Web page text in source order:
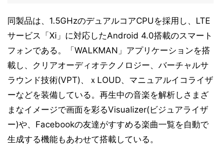
同製品は、1.5GHzのデュアルコアCPUを採用し、LTE
サービス「Xi」に対応したAndroid 4.0搭載のスマート
フォンである。「WALKMAN」アプリケーションを搭
載し、クリアオーディオテクノロジー、バーチャルサ
ラウンド技術(VPT)、ｘLOUD、マニュアルイコライザ
ーなどを装備している。再生中の音楽を解析しさまざ
まなイメージで画面を彩るVisualizer(ビジュアライザ
ー)や、Facebookの友達がすすめる楽曲一覧を自動で
生成する機能もあわせて搭載している。